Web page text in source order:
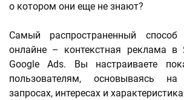
о котором они еще не знают?
Самый распространенный
онлайне – контекстная реклама в
Google Ads. Вы настраиваете
пользователям, основываясь
запросах, интересах и